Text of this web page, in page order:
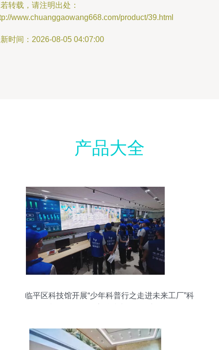
转载，请注明出处：
www.chuanggaowang668.com/product/39.html
时间：2026-08-05 04:07:00
产品大全
临平区科技馆开展“少年科普行之走进未来工厂”科